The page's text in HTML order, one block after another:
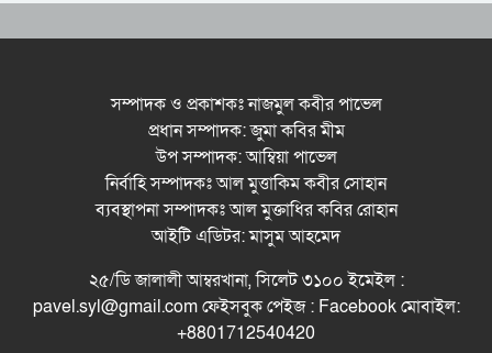
ইসলাম বলেছেন
সিলেটে গ্যাস সংকট নিয়ে যা বলল
জালালাবাদ
অঙ্গীকারে নতুন দিগন্তে মেট্রোপলিটন
ইউনিভার্সিটি রিসার্চ সোসাইটি
সম্পাদক ও প্রকাশকঃ নাজমুল কবীর পাভেল
প্রধান সম্পাদক: জুমা কবির মীম
উপ সম্পাদক: আম্বিয়া পাভেল
নির্বাহি সম্পাদকঃ আল মুত্তাকিম কবীর সোহান
ব্যবস্থাপনা সম্পাদকঃ আল মুক্তাধির কবির রোহান
আইটি এডিটর: মাসুম আহমেদ
২৫/ডি জালালী আম্বরখানা, সিলেট ৩১০০ ইমেইল :
pavel.syl@gmail.com ফেইসবুক পেইজ : Facebook মোবাইল:
+8801712540420